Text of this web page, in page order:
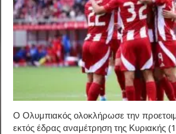
Ο Ολυμπιακός ολοκλήρωσε την
εκτός έδρας αναμέτρηση της Κυριακής